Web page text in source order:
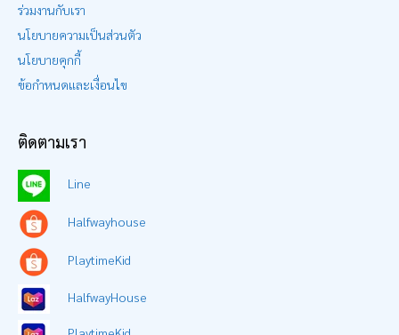
ร่วมงานกับเรา
นโยบายความเป็นส่วนตัว
นโยบายคุกกี้
ข้อกำหนดและเงื่อนไข
ติดตามเรา
Line
Halfwayhouse
PlaytimeKid
HalfwayHouse